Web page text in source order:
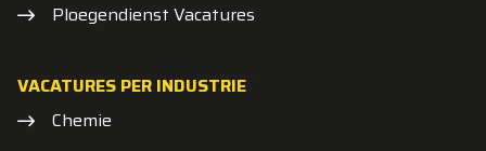
Ploegendienst Vacatures
VACATURES PER INDUSTRIE
Chemie